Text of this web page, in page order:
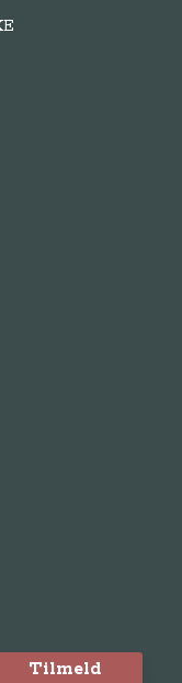
Tilmeld